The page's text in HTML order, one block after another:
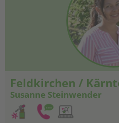
Feldkirchen /
Susanne Steinwender